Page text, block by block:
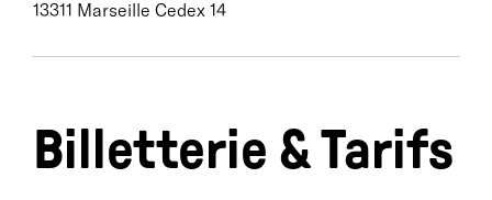
13311 Marseille Cedex 14
Billetterie & Tarifs